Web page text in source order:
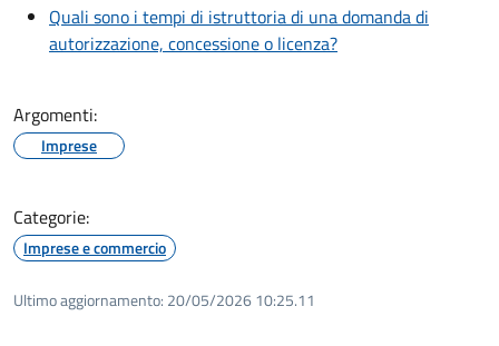
Quali sono i tempi di istruttoria di una domanda di
autorizzazione, concessione o licenza?
Argomenti:
Imprese
Categorie:
Imprese e commercio
Ultimo aggiornamento: 20/05/2026 10:25.11